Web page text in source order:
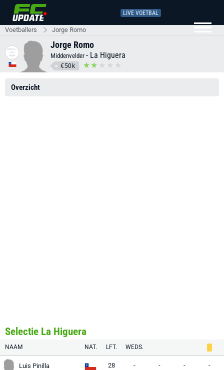
LIVE VOETBAL
Voetballers Jorge Romo
Jorge Romo
Middenvelder - La Higuera
€50k
Overzicht
Selectie La Higuera
NAAM NAT. LFT. WEDS.
Luis Pinilla 28 - - - -